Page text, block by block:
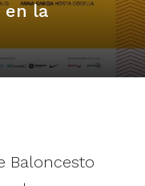
en la
Baloncesto